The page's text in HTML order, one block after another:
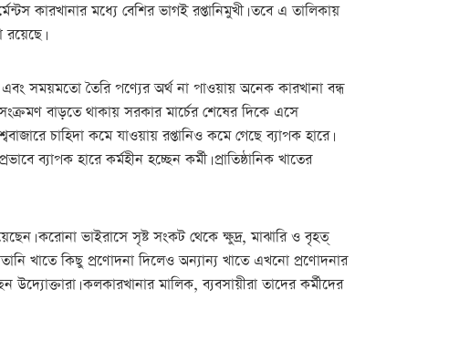
কারখানার মধ্যে বেশির ভাগই রপ্তানিমুখী। তবে এ তালিকায়
সময়মতো তৈরি পণ্যের অর্থ না পাওয়ায় অনেক কারখানা বন্ধ
বাড়তে থাকায় সরকার মার্চের শেষের দিকে এসে
চাহিদা কমে যাওয়ায় রপ্তানিও কমে গেছে ব্যাপক হারে।
ব্যাপক হারে কর্মহীন হচ্ছেন কর্মী। প্রাতিষ্ঠানিক খাতের
করোনা ভাইরাসে সৃষ্ট সংকট থেকে ক্ষুদ্র, মাঝারি ও বৃহত্
খাতে কিছু প্রণোদনা দিলেও অন্যান্য খাতে এখনো প্রণোদনার
কলকারখানার মালিক, ব্যবসায়ীরা তাদের কর্মীদের